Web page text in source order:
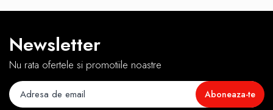
Newsletter
Nu rata ofertele si promotiile noastre